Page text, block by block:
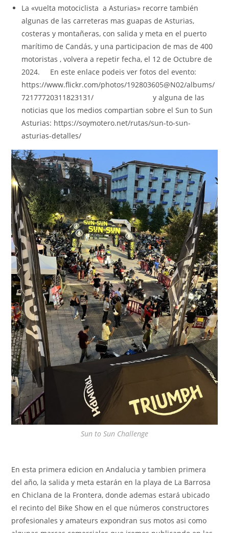
La «vuelta motociclista a Asturias» recorre también
algunas de las carreteras mas guapas de Asturias,
costeras y montañeras, con salida y meta en el puerto
marítimo de Candás, y una participacion de mas de 400
motoristas , volvera a repetir fecha, el 12 de Octubre de
2024. En este enlace podeis ver fotos del evento:
https://www.flickr.com/photos/192803605@N02/albums/
72177720311823131/ y alguna de las
noticias que los medios compartian sobre el Sun to Sun
Asturias: https://soymotero.net/rutas/sun-to-sun-
asturias-detalles/
Sun to Sun Challenge
En esta primera edicion en Andalucia y tambien primera
del año, la salida y meta estarán en la playa de La Barrosa
en Chiclana de la Frontera, donde ademas estará ubicado
el recinto del Bike Show en el que números constructores
profesionales y amateurs expondran sus motos asi como